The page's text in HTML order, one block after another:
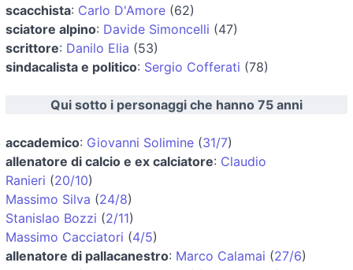
scacchista: Carlo D'Amore (62)
sciatore alpino: Davide Simoncelli (47)
scrittore: Danilo Elia (53)
sindacalista e politico: Sergio Cofferati (78)
Qui sotto i personaggi che hanno 75 anni
accademico: Giovanni Solimine (31/7)
allenatore di calcio e ex calciatore: Claudio
Ranieri (20/10)
Massimo Silva (24/8)
Stanislao Bozzi (2/11)
Massimo Cacciatori (4/5)
allenatore di pallacanestro: Marco Calamai (27/6)